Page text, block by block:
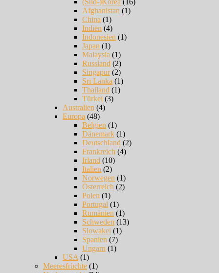
(Süd-)Korea (16)
Afghanistan (1)
China (1)
Indien (4)
Indonesien (1)
Japan (1)
Malaysia (1)
Russland (2)
Singapur(2)
Sri Lanka (1)
Thailand (1)
Türkei (3)
Australien (4)
Europa (48)
Belgien (1)
Dänemark (1)
Deutschland (2)
Frankreich (4)
Irland (10)
Italien (2)
Norwegen (1)
Österreich (2)
Polen (1)
Portugal (1)
Rumänien (1)
Schweden (13)
Slowakei (1)
Spanien (7)
Ungarn (1)
USA (1)
Meeresfrüchte (1)